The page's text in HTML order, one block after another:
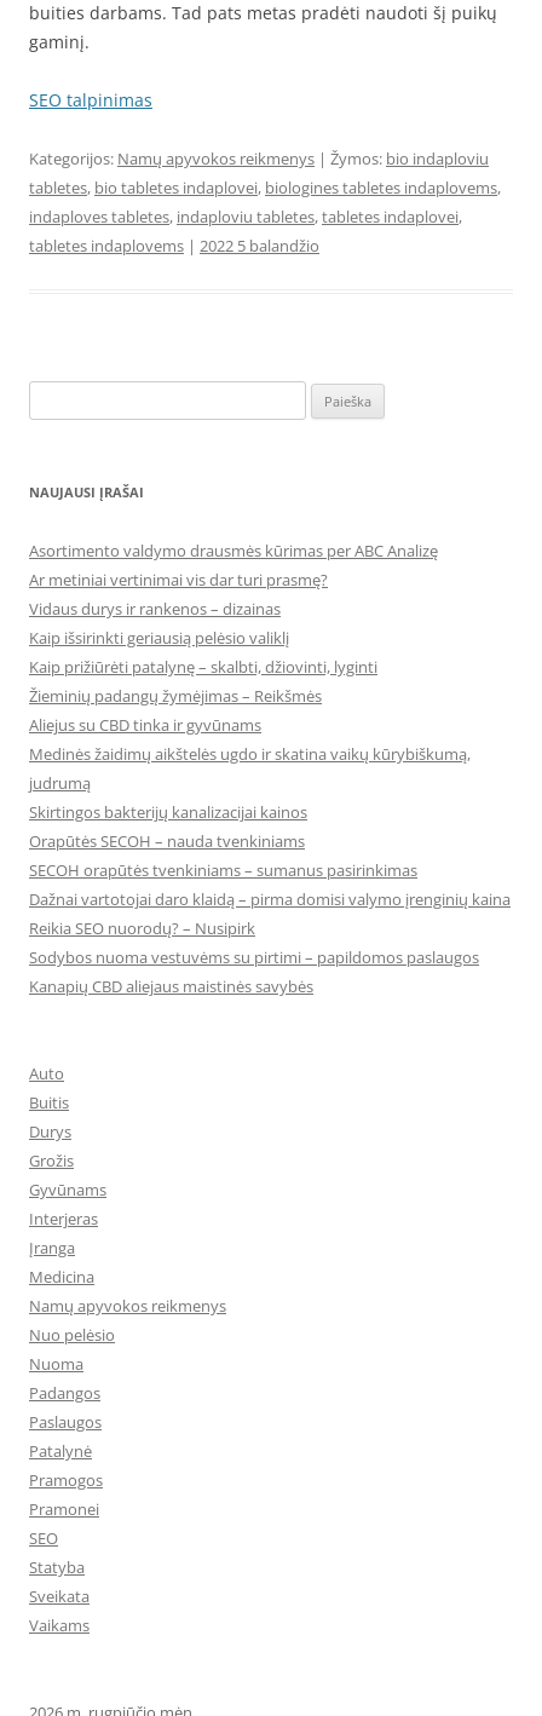
buities darbams. Tad pats metas pradėti naudoti šį puikų
gaminį.
SEO talpinimas
Kategorijos: Namų apyvokos reikmenys | Žymos: bio indaploviu
tabletes, bio tabletes indaplovei, biologines tabletes indaplovems,
indaploves tabletes, indaploviu tabletes,tabletes indaplovei,
tabletes indaplovems | 2022 5 balandžio
NAUJAUSI ĮRAŠAI
Asortimento valdymo drausmės kūrimas per ABC Analizę
Ar metiniai vertinimai vis dar turi prasmę?
Vidaus durys ir rankenos – dizainas
Kaip išsirinkti geriausią pelėsio valiklį
Kaip prižiūrėti patalynę – skalbti, džiovinti, lyginti
Žieminių padangų žymėjimas – Reikšmės
Aliejus su CBD tinka ir gyvūnams
Medinės žaidimų aikštelės ugdo ir skatina vaikų kūrybiškumą,
judrumą
Skirtingos bakterijų kanalizacijai kainos
Orapūtės SECOH – nauda tvenkiniams
SECOH orapūtės tvenkiniams – sumanus pasirinkimas
Dažnai vartotojai daro klaidą – pirma domisi valymo įrenginių kaina
Reikia SEO nuorodų? – Nusipirk
Sodybos nuoma vestuvėms su pirtimi – papildomos paslaugos
Kanapių CBD aliejaus maistinės savybės
Auto
Buitis
Durys
Grožis
Gyvūnams
Interjeras
Įranga
Medicina
Namų apyvokos reikmenys
Nuo pelėsio
Nuoma
Padangos
Paslaugos
Patalynė
Pramogos
Pramonei
SEO
Statyba
Sveikata
Vaikams